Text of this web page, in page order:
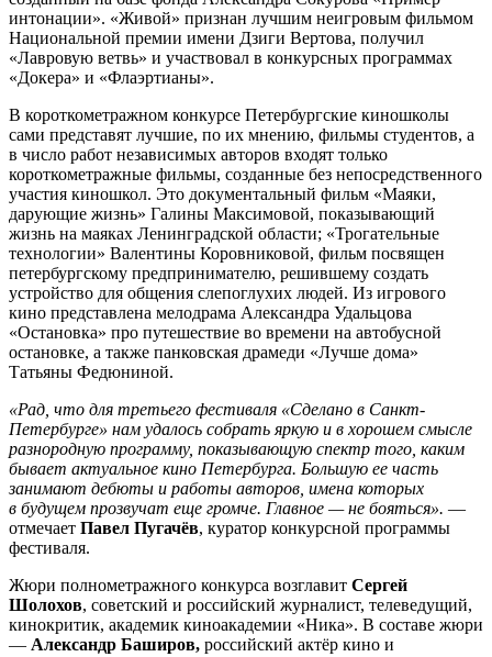
интонации». «Живой» признан лучшим неигровым фильмом
Национальной премии имени Дзиги Вертова, получил
«Лавровую ветвь» и участвовал в конкурсных программах
«Докера» и «Флаэртианы».
В короткометражном конкурсе Петербургские киношколы
сами представят лучшие, по их мнению, фильмы студентов, а
в число работ независимых авторов входят только
короткометражные фильмы, созданные без непосредственного
участия киношкол. Это документальный фильм «Маяки,
дарующие жизнь» Галины Максимовой, показывающий
жизнь на маяках Ленинградской области; «Трогательные
технологии» Валентины Коровниковой, фильм посвящен
петербургскому предпринимателю, решившему создать
устройство для общения слепоглухих людей. Из игрового
кино представлена мелодрама Александра Удальцова
«Остановка» про путешествие во времени на автобусной
остановке, а также панковская драмеди «Лучше дома»
Татьяны Федюниной.
«Рад, что для третьего фестиваля «Сделано в Санкт-
Петербурге» нам удалось собрать яркую и в хорошем смысле
разнородную программу, показывающую спектр того, каким
бывает актуальное кино Петербурга. Большую ее часть
занимают дебюты и работы авторов, имена которых
в будущем прозвучат еще громче. Главное — не бояться». —
отмечает Павел Пугачёв, куратор конкурсной программы
фестиваля.
Жюри полнометражного конкурса возглавит Сергей
Шолохов, советский и российский журналист, телеведущий,
кинокритик, академик киноакадемии «Ника». В составе жюри
— Александр Баширов, российский актёр кино и